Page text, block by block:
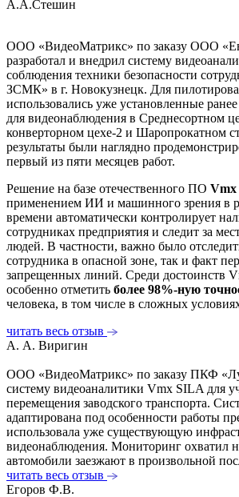
А.А.Стешин
ООО «ВидеоМатрикс» по заказу ООО
разработал и внедрил систему
соблюдения техники безопасности
ЗСМК» в г. Новокузнецк. Для
использовались уже установленные
для видеонаблюдения в Среднесортном
конверторном цехе-2 и Шаропрокатном
результаты были наглядно
первый из пяти месяцев работ.
Решение на базе отечественного ПО Vmx
применением ИИ и машинного зрения в
времени автоматически контролирует
сотрудниках предприятия и следит за
людей. В частности, важно было
сотрудника в опасной зоне, так и факт
запрещенных линий. Среди достоинств
особенно отметить более 98%-ную
человека, в том числе в сложных
читать весь отзыв
А. А. Виригин
ООО «ВидеоМатрикс» по заказу ПКФ
систему видеоаналитики Vmx SILA для
перемещения заводского транспорта.
адаптирована под особенности работы
использовала уже существующую
видеонаблюдения. Мониторинг охватил
автомобили заезжают в произвольной
читать весь отзыв
Егоров Ф.В.